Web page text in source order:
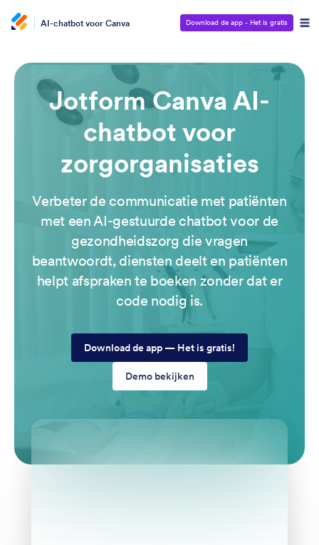
AI-chatbot voor Canva Download de app - Het is gratis
Jotform Canva AI-
chatbot voor
zorgorganisaties
Verbeter de communicatie met patiënten
met een AI-gestuurde chatbot voor de
gezondheidszorg die vragen
beantwoordt, diensten deelt en patiënten
helpt afspraken te boeken zonder dat er
code nodig is.
Download de app — Het is gratis!
Demo bekijken